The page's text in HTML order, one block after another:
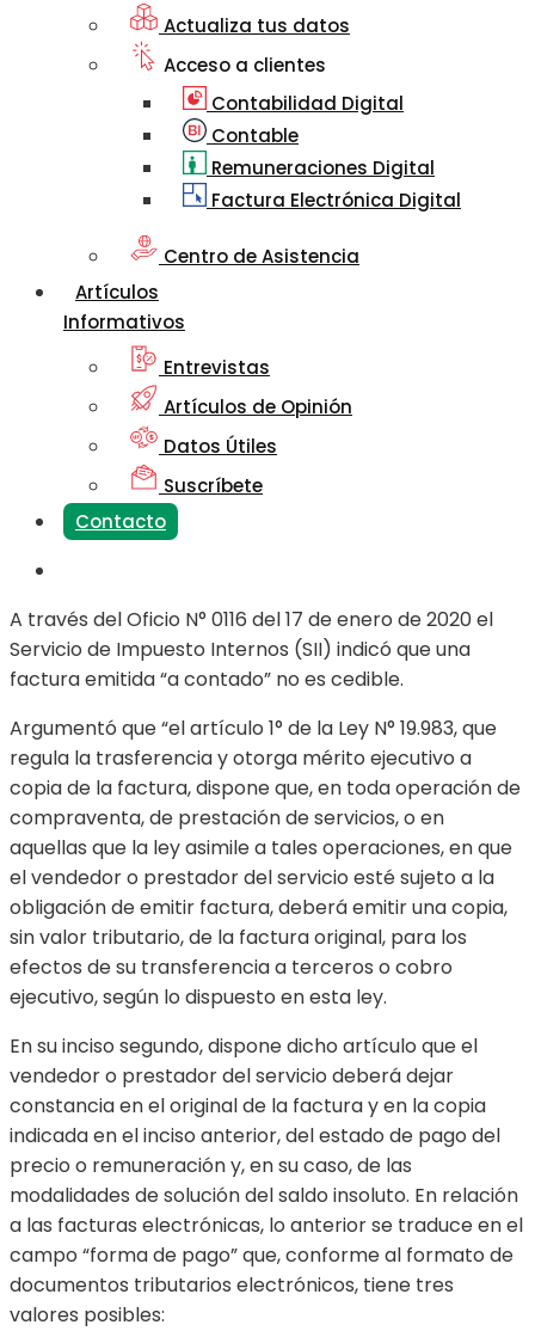
Actualiza tus datos
Acceso a clientes
Contabilidad Digital
Contable
Remuneraciones Digital
Factura Electrónica Digital
Centro de Asistencia
Artículos
Informativos
Entrevistas
Artículos de Opinión
Datos Útiles
Suscríbete
Contacto
A través del Oficio N° 0116 del 17 de enero de 2020 el
Servicio de Impuesto Internos (SII) indicó que una
factura emitida “a contado” no es cedible.
Argumentó que “el artículo 1° de la Ley N° 19.983, que
regula la trasferencia y otorga mérito ejecutivo a
copia de la factura, dispone que, en toda operación de
compraventa, de prestación de servicios, o en
aquellas que la ley asimile a tales operaciones, en que
el vendedor o prestador del servicio esté sujeto a la
obligación de emitir factura, deberá emitir una copia,
sin valor tributario, de la factura original, para los
efectos de su transferencia a terceros o cobro
ejecutivo, según lo dispuesto en esta ley.
En su inciso segundo, dispone dicho artículo que el
vendedor o prestador del servicio deberá dejar
constancia en el original de la factura y en la copia
indicada en el inciso anterior, del estado de pago del
precio o remuneración y, en su caso, de las
modalidades de solución del saldo insoluto. En relación
a las facturas electrónicas, lo anterior se traduce en el
campo “forma de pago” que, conforme al formato de
documentos tributarios electrónicos, tiene tres
valores posibles: